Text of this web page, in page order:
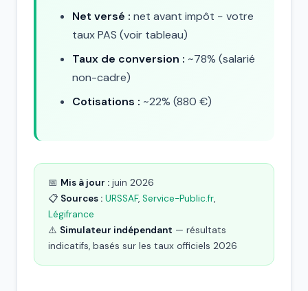
Net versé : net avant impôt − votre
taux PAS (voir tableau)
Taux de conversion : ~78% (salarié
non-cadre)
Cotisations : ~22% (880 €)
📅 Mis à jour : juin 2026
📋 Sources : URSSAF, Service-Public.fr,
Légifrance
⚠️ Simulateur indépendant — résultats
indicatifs, basés sur les taux officiels 2026